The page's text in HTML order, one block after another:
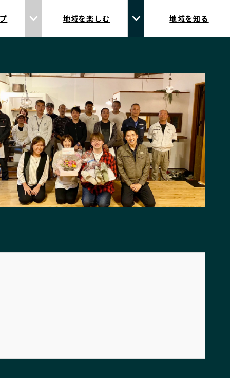
地域を楽しむ 地域を知る